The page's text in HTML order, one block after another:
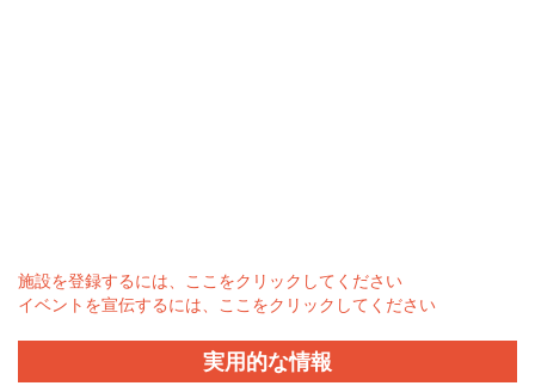
施設を登録するには、ここをクリックしてください
イベントを宣伝するには、ここをクリックしてください
実用的な情報